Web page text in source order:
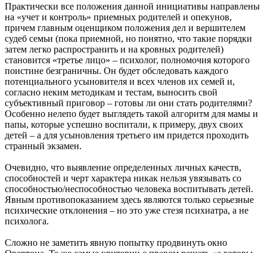
Практически все положения данной инициативы направлены
на «учет и контроль» приемных родителей и опекунов,
причем главным оценщиком положения дел и вершителем
судеб семьи (пока приемной, но понятно, что такие порядки
затем легко распространить и на кровных родителей)
становится «третье лицо» – психолог, полномочия которого
поистине безграничны. Он будет обследовать каждого
потенциального усыновителя и всех членов их семей и,
согласно неким методикам и тестам, выносить свой
субъективный приговор – готовы ли они стать родителями?
Особенно нелепо будет выглядеть такой алгоритм для мамы и
папы, которые успешно воспитали, к примеру, двух своих
детей – а для усыновления третьего им придется проходить
странный экзамен.
Очевидно, что выявление определенных личных качеств,
способностей и черт характера никак нельзя увязывать со
способностью/неспособностью человека воспитывать детей.
Явным противопоказанием здесь являются только серьезные
психические отклонения – но это уже стезя психиатра, а не
психолога.
Сложно не заметить явную попытку продвинуть окно